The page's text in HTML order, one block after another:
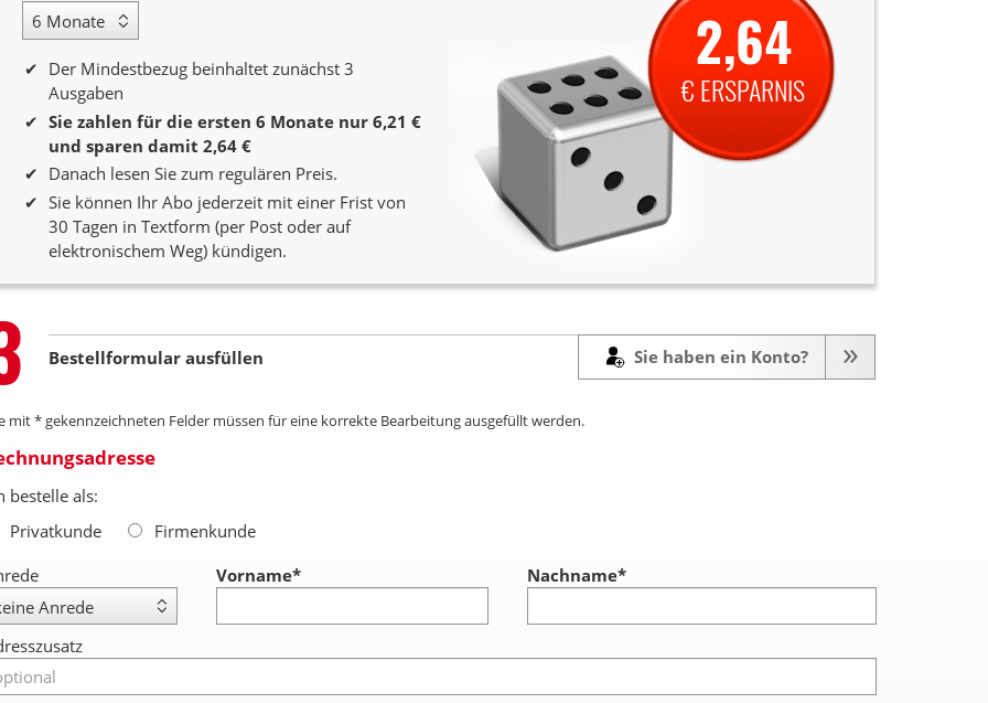
6 Monate Laufzeit
Der Mindestbezug beinhaltet zunächst 3
Ausgaben
Sie zahlen für die ersten 6 Monate nur 6,21 €
und sparen damit 2,64 €
Danach lesen Sie zum regulären Preis.
Sie können Ihr Abo jederzeit mit einer Frist von
30 Tagen in Textform (per Post oder auf
elektronischem Weg) kündigen.
2,64
€ ERSPARNIS
Bestellformular ausfüllen Sie haben ein Konto?
mit * gekennzeichneten Felder müssen für eine korrekte Bearbeitung ausgefüllt werden.
bestelle als:
Privatkunde
Firmenkunde
Vorname* Nachname*